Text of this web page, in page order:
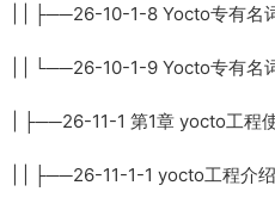
| | ├──26-10-1-8 Yocto专有名
| | └──26-10-1-9 Yocto专有名
| ├──26-11-1 第1章 yocto工程
| | ├──26-11-1-1 yocto工程介